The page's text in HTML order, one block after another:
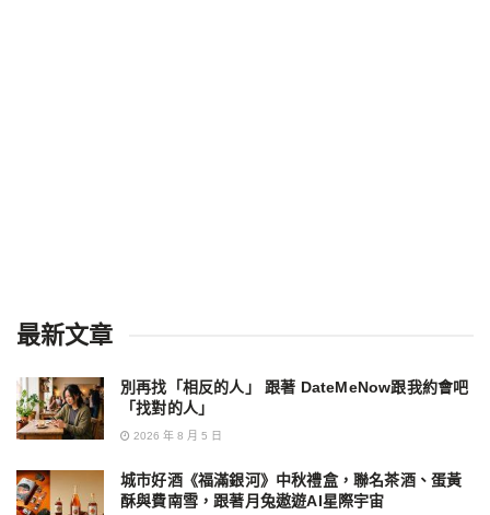
最新文章
別再找「相反的人」 跟著 DateMeNow跟我約會吧
「找對的人」
2026 年 8 月 5 日
城市好酒《福滿銀河》中秋禮盒，聯名茶酒、蛋黃
酥與費南雪，跟著月兔遨遊AI星際宇宙